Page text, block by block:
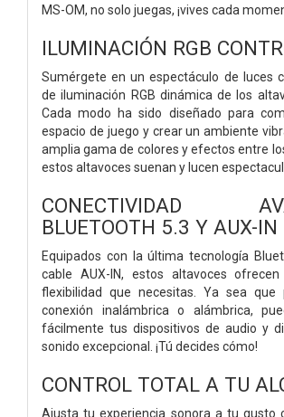
MS-OM, no solo juegas, ¡vives cada
ILUMINACIÓN RGB
Sumérgete en un espectáculo de luces
de iluminación RGB dinámica de los
Cada modo ha sido diseñado para
espacio de juego y crear un ambiente
amplia gama de colores y efectos entre
estos altavoces suenan y lucen
CONECTIVIDAD
BLUETOOTH 5.3 Y AUX-IN
Equipados con la última tecnología
cable AUX-IN, estos altavoces
flexibilidad que necesitas. Ya sea que
conexión inalámbrica o alámbrica,
fácilmente tus dispositivos de audio y
sonido excepcional. ¡Tú decides cómo!
CONTROL TOTAL A TU
Ajusta tu experiencia sonora a tu gusto